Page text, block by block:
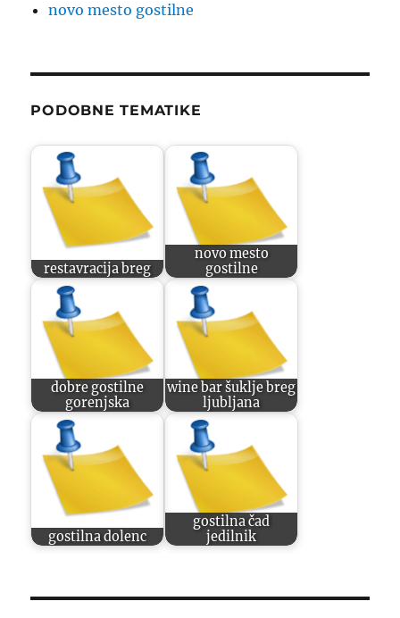
novo mesto gostilne
PODOBNE TEMATIKE
restavracija breg
novo mesto
gostilne
dobre gostilne
gorenjska
wine bar šuklje breg
ljubljana
gostilna dolenc
gostilna čad
jedilnik